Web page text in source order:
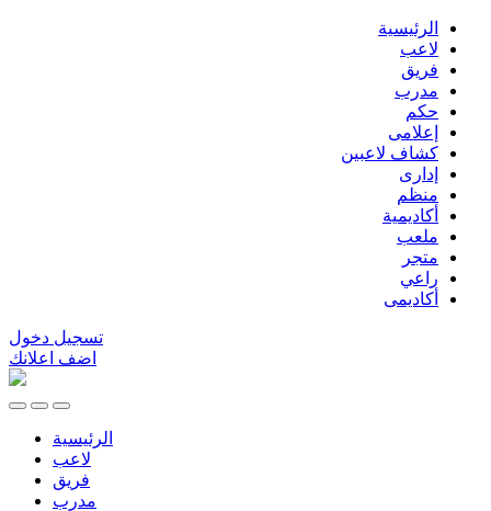
الرئيسية
لاعب
فريق
مدرب
حكم
إعلامى
كشاف لاعبين
إدارى
منظم
أكاديمية
ملعب
متجر
راعي
أكاديمى
تسجيل دخول
اضف اعلانك
الرئيسية
لاعب
فريق
مدرب